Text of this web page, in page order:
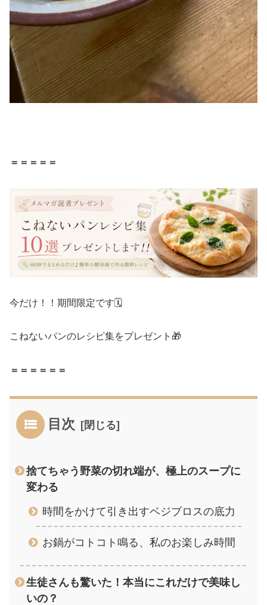
＝＝＝＝＝
今だけ！！期間限定です🗓️
こねないパンのレシピ集をプレゼント🎁
＝＝＝＝＝＝
目次
捨てちゃう野菜の切れ端が、極上のスープに
変わる
時間をかけて引き出すベジブロスの底力
お鍋がコトコト鳴る、私のお楽しみ時間
生徒さんも驚いた！本当にこれだけで美味し
いの？